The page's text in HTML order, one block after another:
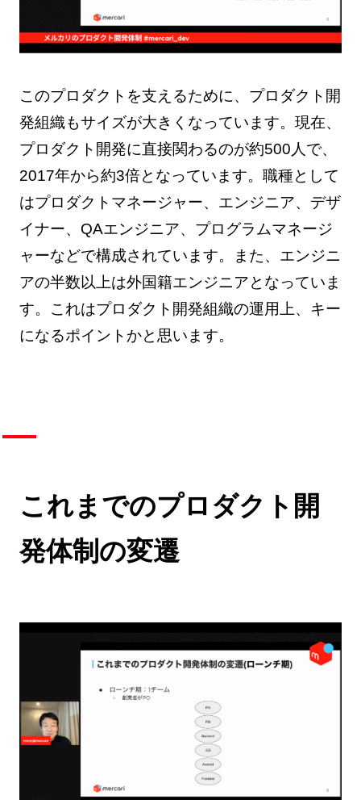
このプロダクトを支えるために、プロダクト開
発組織もサイズが大きくなっています。現在、
プロダクト開発に直接関わるのが約500人で、
2017年から約3倍となっています。職種として
はプロダクトマネージャー、エンジニア、デザ
イナー、QAエンジニア、プログラムマネージ
ャーなどで構成されています。また、エンジニ
アの半数以上は外国籍エンジニアとなっていま
す。これはプロダクト開発組織の運用上、キー
になるポイントかと思います。
これまでのプロダクト開
発体制の変遷